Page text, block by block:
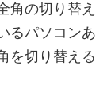
角の切り替え
るパソコンあ
を切り替える